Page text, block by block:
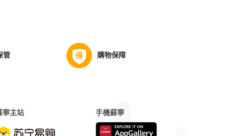
管 購物保障
寧主站 手機蘇寧